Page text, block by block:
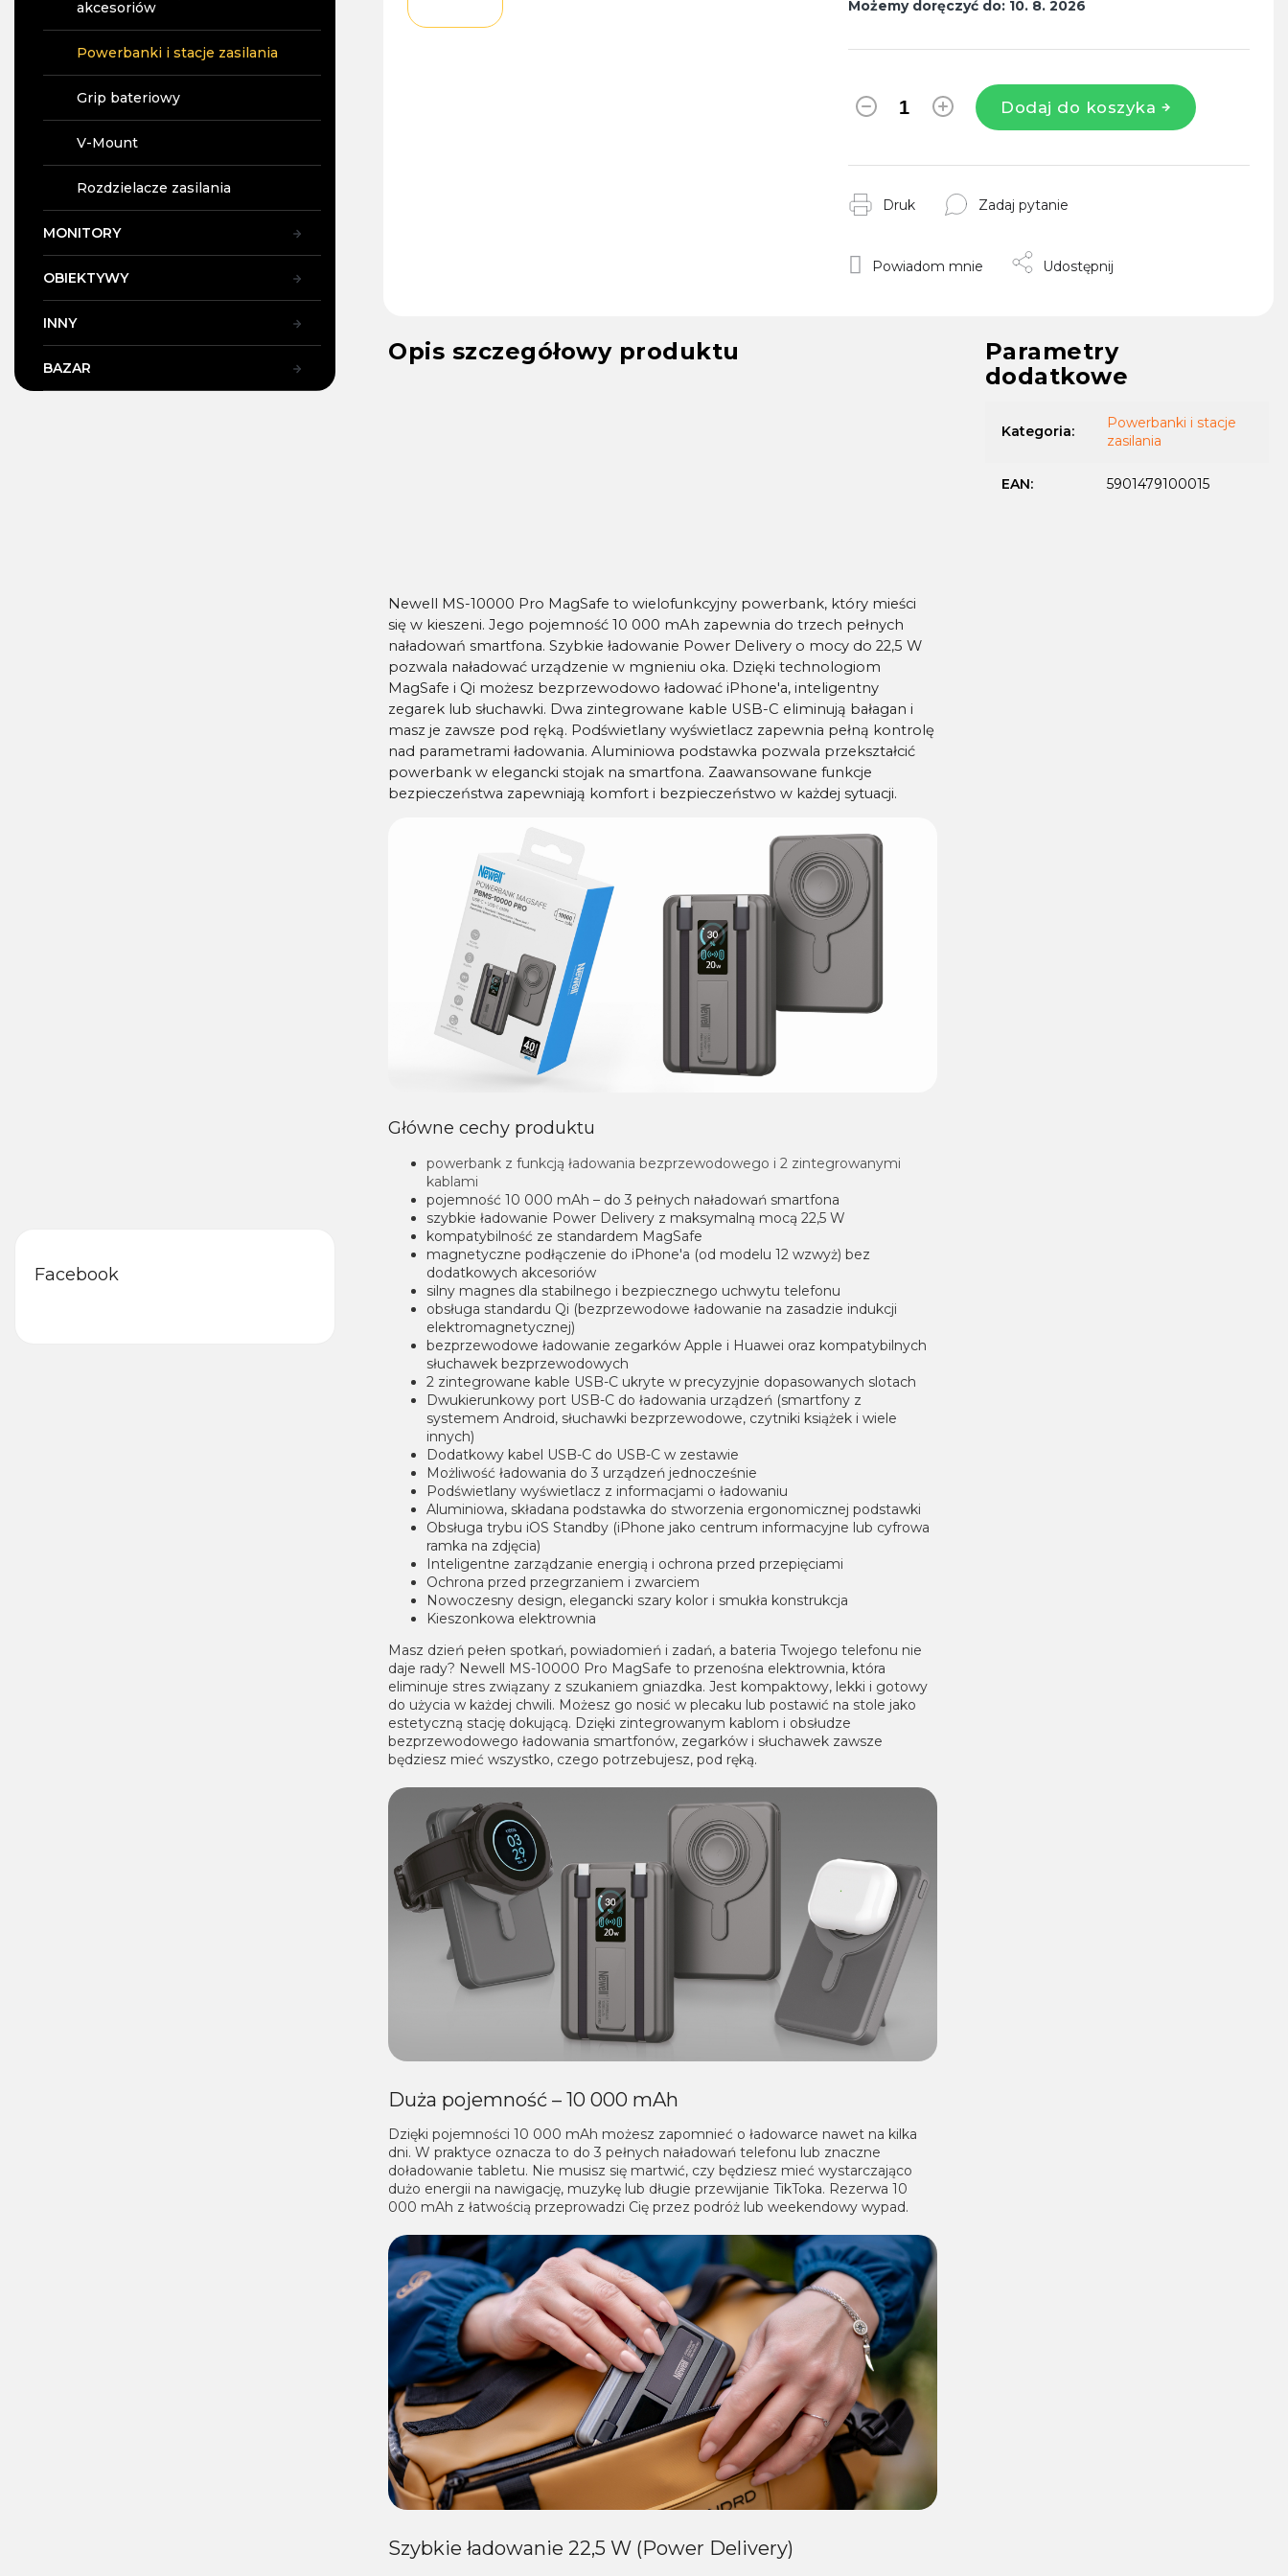
akcesoriów
Powerbanki i stacje zasilania
Grip bateriowy
V-Mount
Rozdzielacze zasilania
MONITORY
OBIEKTYWY
INNY
BAZAR
Facebook
Możemy doręczyć do: 10. 8. 2026
Dodaj do koszyka
Druk Zadaj pytanie
Powiadom mnie Udostępnij
Opis szczegółowy produktu
Newell MS-10000 Pro MagSafe to wielofunkcyjny powerbank, który mieści
się w kieszeni. Jego pojemność 10 000 mAh zapewnia do trzech pełnych
naładowań smartfona. Szybkie ładowanie Power Delivery o mocy do 22,5 W
pozwala naładować urządzenie w mgnieniu oka. Dzięki technologiom
MagSafe i Qi możesz bezprzewodowo ładować iPhone'a, inteligentny
zegarek lub słuchawki. Dwa zintegrowane kable USB-C eliminują bałagan i
masz je zawsze pod ręką. Podświetlany wyświetlacz zapewnia pełną kontrolę
nad parametrami ładowania. Aluminiowa podstawka pozwala przekształcić
powerbank w elegancki stojak na smartfona. Zaawansowane funkcje
bezpieczeństwa zapewniają komfort i bezpieczeństwo w każdej sytuacji.
Główne cechy produktu
powerbank z funkcją ładowania bezprzewodowego i 2 zintegrowanymi
kablami
pojemność 10 000 mAh – do 3 pełnych naładowań smartfona
szybkie ładowanie Power Delivery z maksymalną mocą 22,5 W
kompatybilność ze standardem MagSafe
magnetyczne podłączenie do iPhone'a (od modelu 12 wzwyż) bez
dodatkowych akcesoriów
silny magnes dla stabilnego i bezpiecznego uchwytu telefonu
obsługa standardu Qi (bezprzewodowe ładowanie na zasadzie indukcji
elektromagnetycznej)
bezprzewodowe ładowanie zegarków Apple i Huawei oraz kompatybilnych
słuchawek bezprzewodowych
2 zintegrowane kable USB-C ukryte w precyzyjnie dopasowanych slotach
Dwukierunkowy port USB-C do ładowania urządzeń (smartfony z
systemem Android, słuchawki bezprzewodowe, czytniki książek i wiele
innych)
Dodatkowy kabel USB-C do USB-C w zestawie
Możliwość ładowania do 3 urządzeń jednocześnie
Podświetlany wyświetlacz z informacjami o ładowaniu
Aluminiowa, składana podstawka do stworzenia ergonomicznej podstawki
Obsługa trybu iOS Standby (iPhone jako centrum informacyjne lub cyfrowa
ramka na zdjęcia)
Inteligentne zarządzanie energią i ochrona przed przepięciami
Ochrona przed przegrzaniem i zwarciem
Nowoczesny design, elegancki szary kolor i smukła konstrukcja
Kieszonkowa elektrownia
Masz dzień pełen spotkań, powiadomień i zadań, a bateria Twojego telefonu nie
daje rady? Newell MS-10000 Pro MagSafe to przenośna elektrownia, która
eliminuje stres związany z szukaniem gniazdka. Jest kompaktowy, lekki i gotowy
do użycia w każdej chwili. Możesz go nosić w plecaku lub postawić na stole jako
estetyczną stację dokującą. Dzięki zintegrowanym kablom i obsłudze
bezprzewodowego ładowania smartfonów, zegarków i słuchawek zawsze
będziesz mieć wszystko, czego potrzebujesz, pod ręką.
Duża pojemność – 10 000 mAh
Dzięki pojemności 10 000 mAh możesz zapomnieć o ładowarce nawet na kilka
dni. W praktyce oznacza to do 3 pełnych naładowań telefonu lub znaczne
doładowanie tabletu. Nie musisz się martwić, czy będziesz mieć wystarczająco
dużo energii na nawigację, muzykę lub długie przewijanie TikToka. Rezerwa 10
000 mAh z łatwością przeprowadzi Cię przez podróż lub weekendowy wypad.
Szybkie ładowanie 22,5 W (Power Delivery)
Parametry
dodatkowe
Kategoria:
Powerbanki i stacje
zasilania
EAN: 5901479100015